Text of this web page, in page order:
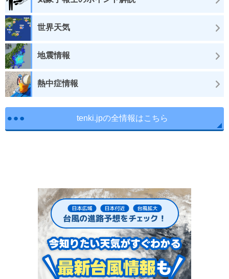
世界天気
地震情報
熱中症情報
tenki.jpの全情報はこちら